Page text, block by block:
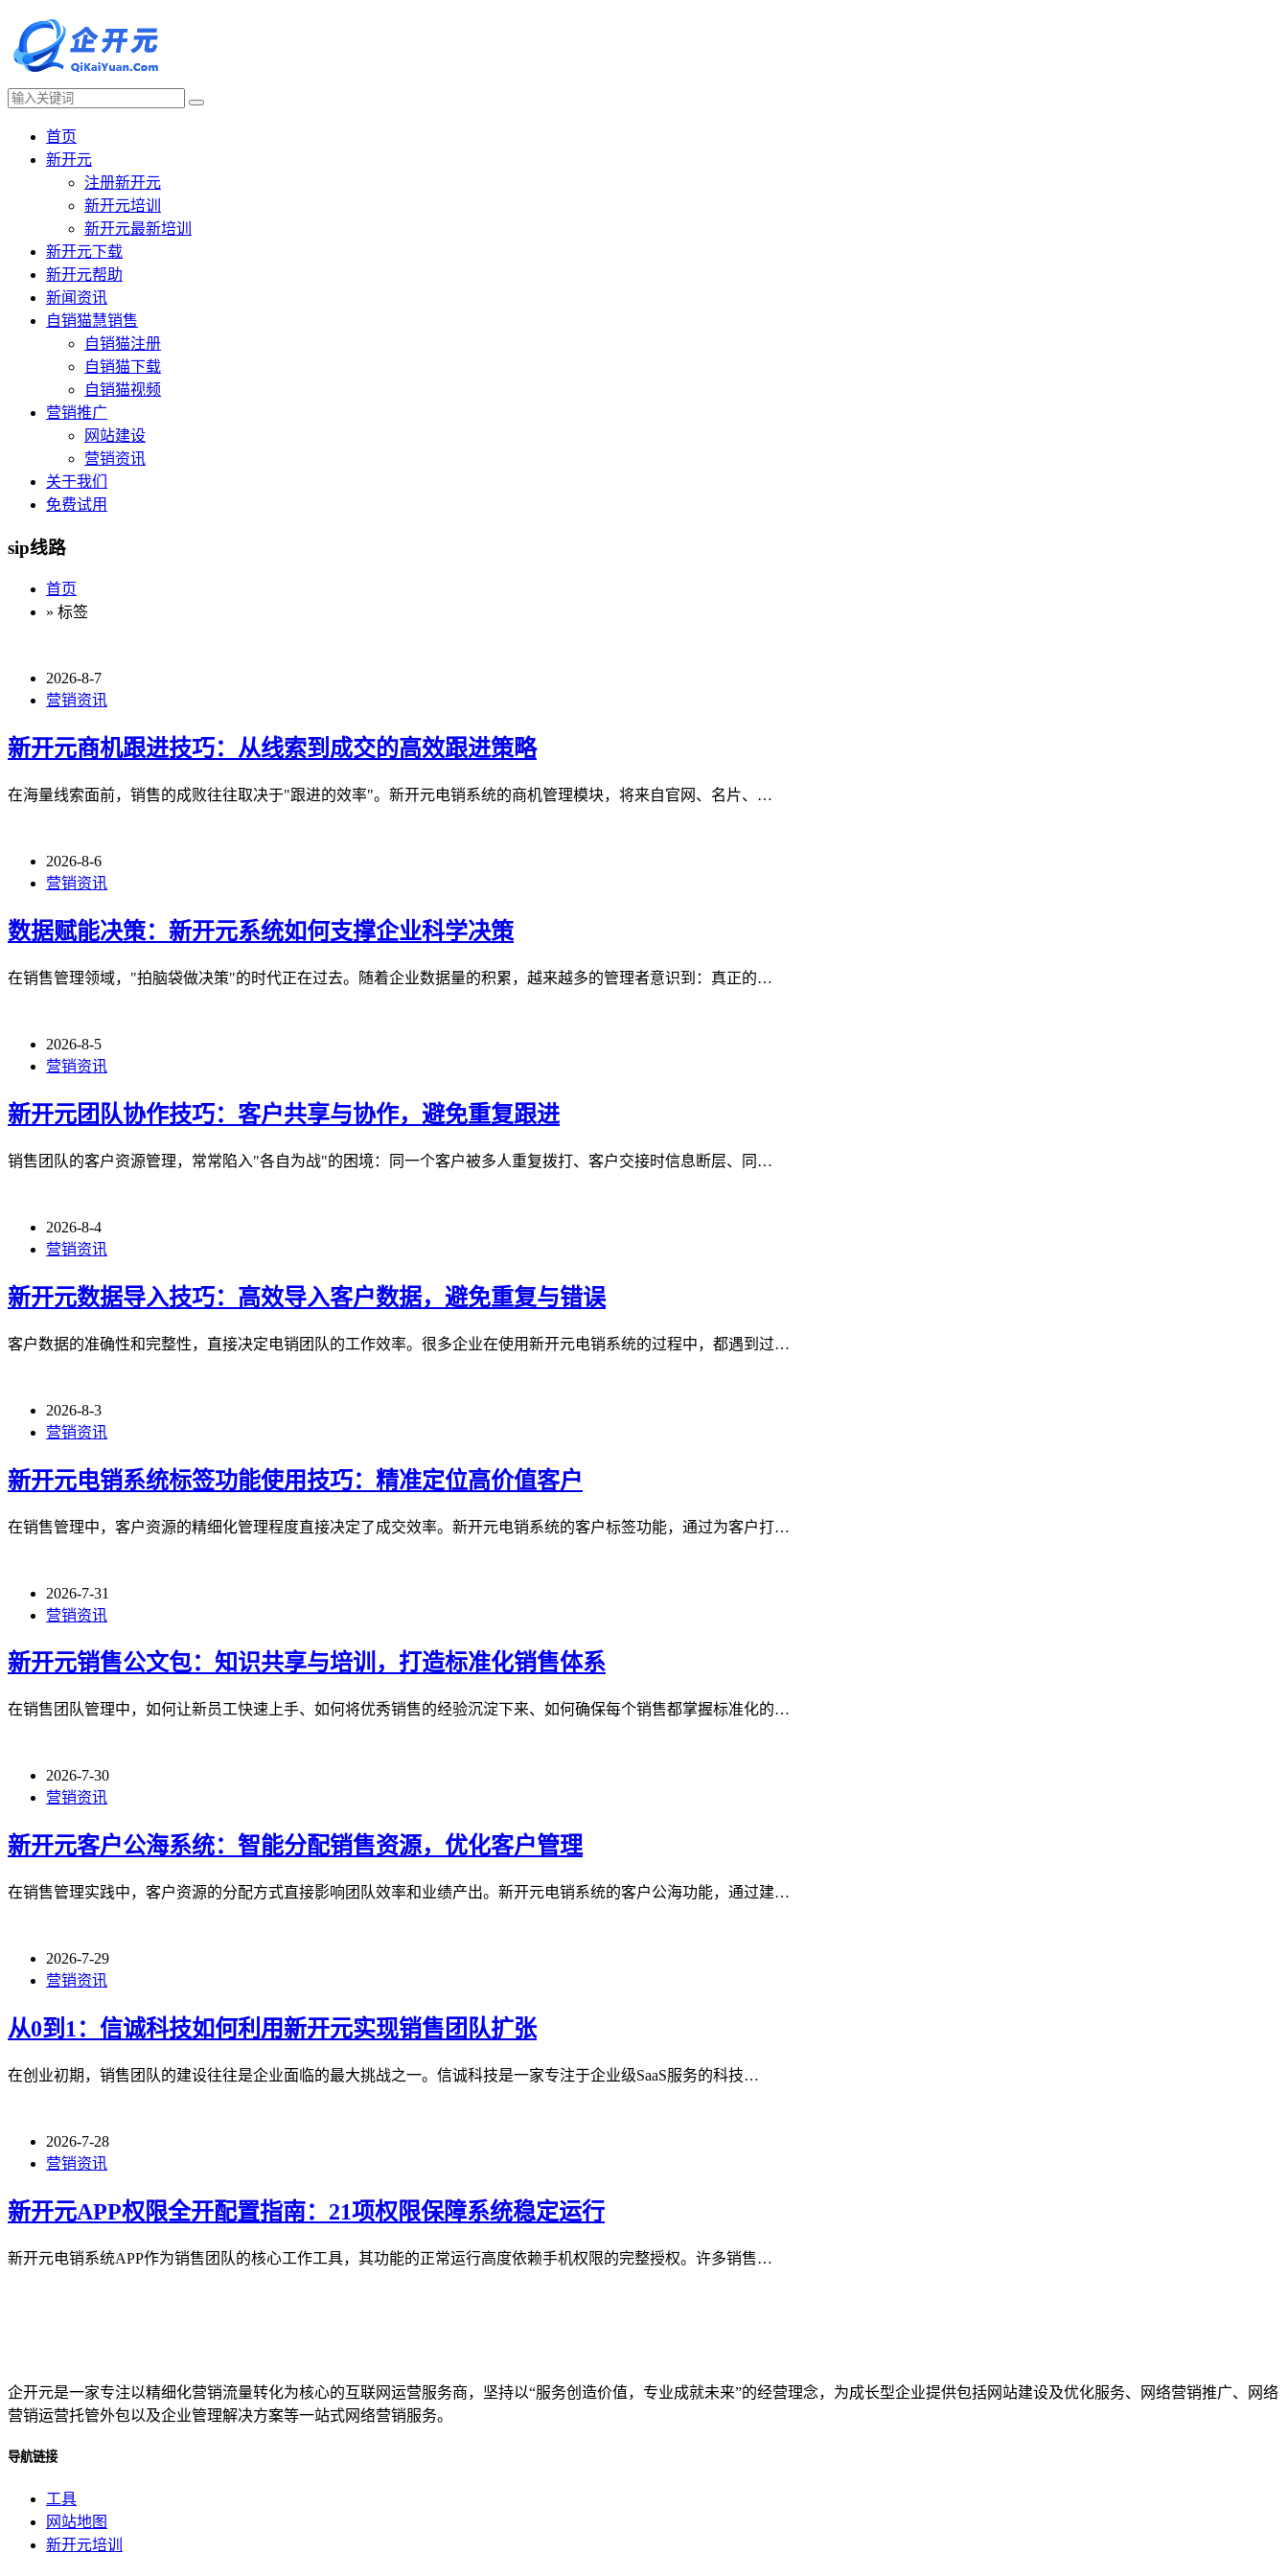
首页
新开元
注册新开元
新开元培训
新开元最新培训
新开元下载
新开元帮助
新闻资讯
自销猫慧销售
自销猫注册
自销猫下载
自销猫视频
营销推广
网站建设
营销资讯
关于我们
免费试用
sip线路
首页
» 标签
2026-8-7
营销资讯
新开元商机跟进技巧：从线索到成交的高效跟进策略
在海量线索面前，销售的成败往往取决于"跟进的效率"。新开元电销系统的商机管理模块，将来自官网、名片、…
2026-8-6
营销资讯
数据赋能决策：新开元系统如何支撑企业科学决策
在销售管理领域，"拍脑袋做决策"的时代正在过去。随着企业数据量的积累，越来越多的管理者意识到：真正的…
2026-8-5
营销资讯
新开元团队协作技巧：客户共享与协作，避免重复跟进
销售团队的客户资源管理，常常陷入"各自为战"的困境：同一个客户被多人重复拨打、客户交接时信息断层、同…
2026-8-4
营销资讯
新开元数据导入技巧：高效导入客户数据，避免重复与错误
客户数据的准确性和完整性，直接决定电销团队的工作效率。很多企业在使用新开元电销系统的过程中，都遇到过…
2026-8-3
营销资讯
新开元电销系统标签功能使用技巧：精准定位高价值客户
在销售管理中，客户资源的精细化管理程度直接决定了成交效率。新开元电销系统的客户标签功能，通过为客户打…
2026-7-31
营销资讯
新开元销售公文包：知识共享与培训，打造标准化销售体系
在销售团队管理中，如何让新员工快速上手、如何将优秀销售的经验沉淀下来、如何确保每个销售都掌握标准化的…
2026-7-30
营销资讯
新开元客户公海系统：智能分配销售资源，优化客户管理
在销售管理实践中，客户资源的分配方式直接影响团队效率和业绩产出。新开元电销系统的客户公海功能，通过建…
2026-7-29
营销资讯
从0到1：信诚科技如何利用新开元实现销售团队扩张
在创业初期，销售团队的建设往往是企业面临的最大挑战之一。信诚科技是一家专注于企业级SaaS服务的科技…
2026-7-28
营销资讯
新开元APP权限全开配置指南：21项权限保障系统稳定运行
新开元电销系统APP作为销售团队的核心工作工具，其功能的正常运行高度依赖手机权限的完整授权。许多销售…
企开元是一家专注以精细化营销流量转化为核心的互联网运营服务商，坚持以“服务创造价值，专业成就未来”的经营理念，为成长型企业提供包括网站建设及优化服务、网络营销推广、网络
营销运营托管外包以及企业管理解决方案等一站式网络营销服务。
导航链接
工具
网站地图
新开元培训